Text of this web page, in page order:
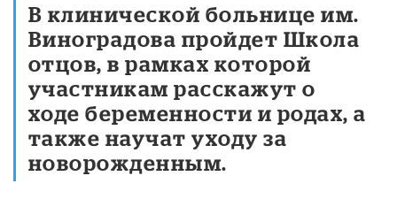
В клинической больнице им.
Виноградова пройдет Школа
отцов, в рамках которой
участникам расскажут о
ходе беременности и родах, а
также научат уходу за
новорожденным.